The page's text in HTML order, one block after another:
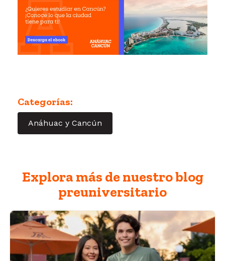
Categorías:
Anáhuac y Cancún
Explora más de nuestro blog
preuniversitario